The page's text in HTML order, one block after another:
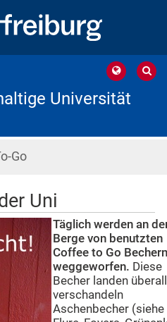
Universität
Go
Uni
Täglich werden an
Berge von benutzten
Coffee to Go Bechern
weggeworfen. Diese
Becher landen
verschandeln
Aschenbecher (siehe